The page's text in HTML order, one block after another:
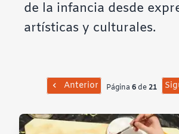
de la infancia desde
artísticas y culturales.
Anterior Página 6de21
Fuente